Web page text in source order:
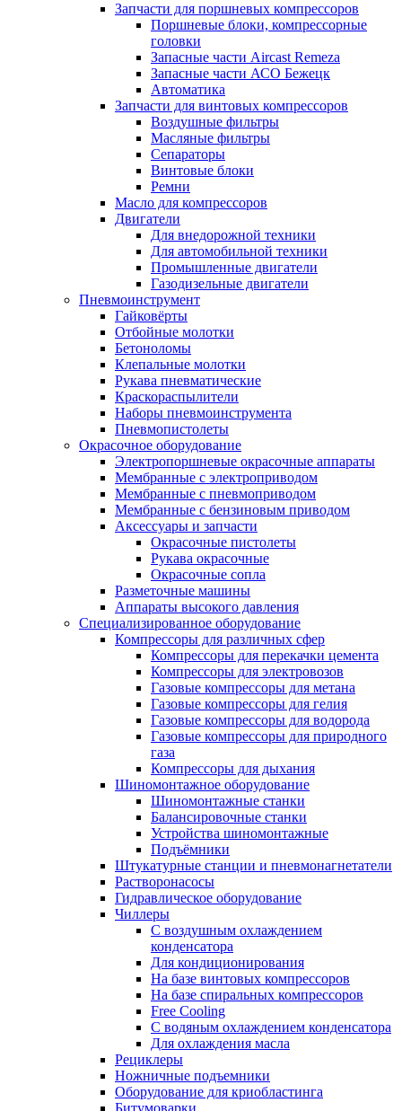
Запчасти для поршневых компрессоров
Поршневые блоки, компрессорные
головки
Запасные части Aircast Remeza
Запасные части АСО Бежецк
Автоматика
Запчасти для винтовых компрессоров
Воздушные фильтры
Масляные фильтры
Сепараторы
Винтовые блоки
Ремни
Масло для компрессоров
Двигатели
Для внедорожной техники
Для автомобильной техники
Промышленные двигатели
Газодизельные двигатели
Пневмоинструмент
Гайковёрты
Отбойные молотки
Бетоноломы
Клепальные молотки
Рукава пневматические
Краскораспылители
Наборы пневмоинструмента
Пневмопистолеты
Окрасочное оборудование
Электропоршневые окрасочные аппараты
Мембранные с электроприводом
Мембранные с пневмоприводом
Мембранные с бензиновым приводом
Аксессуары и запчасти
Окрасочные пистолеты
Рукава окрасочные
Окрасочные сопла
Разметочные машины
Аппараты высокого давления
Специализированное оборудование
Компрессоры для различных сфер
Компрессоры для перекачки цемента
Компрессоры для электровозов
Газовые компрессоры для метана
Газовые компрессоры для гелия
Газовые компрессоры для водорода
Газовые компрессоры для природного
газа
Компрессоры для дыхания
Шиномонтажное оборудование
Шиномонтажные станки
Балансировочные станки
Устройства шиномонтажные
Подъёмники
Штукатурные станции и пневмонагнетатели
Растворонасосы
Гидравлическое оборудование
Чиллеры
С воздушным охлаждением
конденсатора
Для кондиционирования
На базе винтовых компрессоров
На базе спиральных компрессоров
Free Cooling
С водяным охлаждением конденсатора
Для охлаждения масла
Рециклеры
Ножничные подъемники
Оборудование для криобластинга
Битумоварки